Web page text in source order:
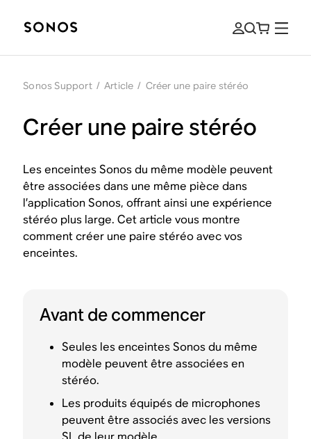
Sonos Support / Article / Créer une paire stéréo
Créer une paire stéréo
Les enceintes Sonos du même modèle peuvent
être associées dans une même pièce dans
l’application Sonos, offrant ainsi une expérience
stéréo plus large. Cet article vous montre
comment créer une paire stéréo avec vos
enceintes.
Avant de commencer
Seules les enceintes Sonos du même
modèle peuvent être associées en
stéréo.
Les produits équipés de microphones
peuvent être associés avec les versions